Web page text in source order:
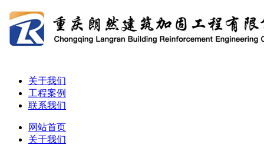
关于我们
工程案例
联系我们
网站首页
关于我们